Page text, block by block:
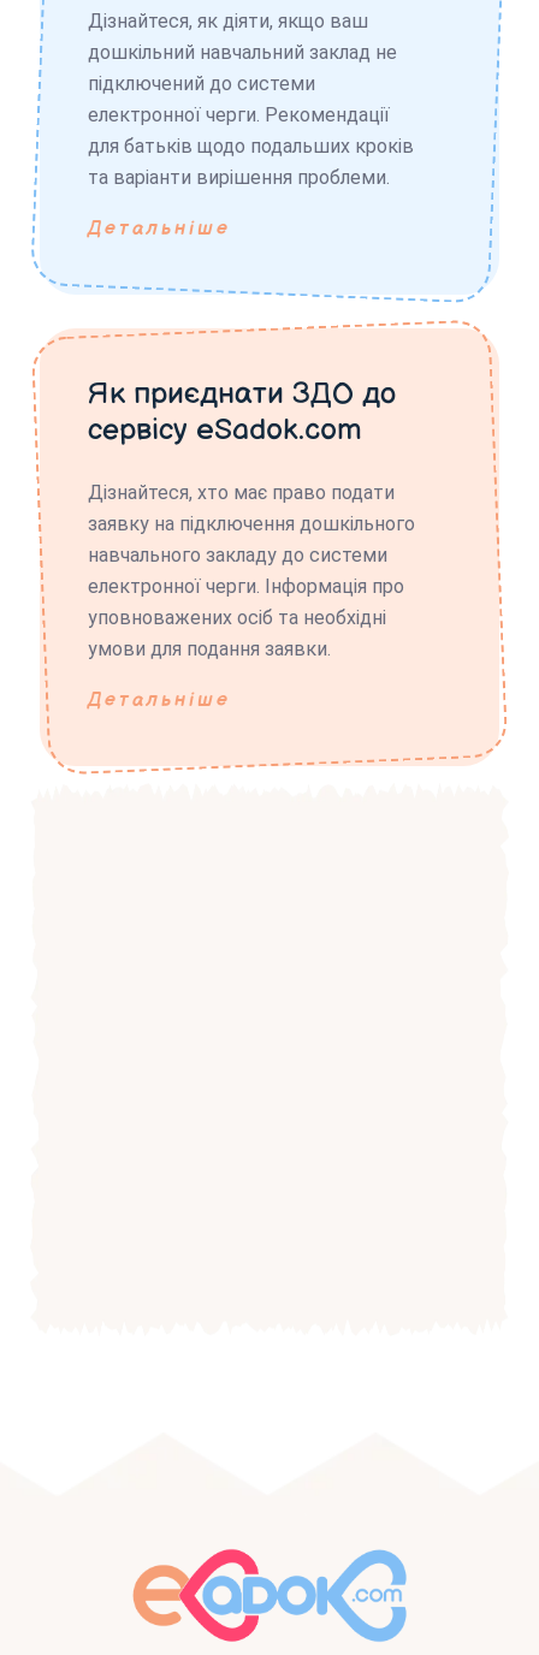
Дізнайтеся, як діяти, якщо ваш
дошкільний навчальний заклад не
підключений до системи
електронної черги. Рекомендації
для батьків щодо подальших кроків
та варіанти вирішення проблеми.
Детальніше
Як приєднати ЗДО до
сервісу eSadok.com
Дізнайтеся, хто має право подати
заявку на підключення дошкільного
навчального закладу до системи
електронної черги. Інформація про
уповноважених осіб та необхідні
умови для подання заявки.
Детальніше